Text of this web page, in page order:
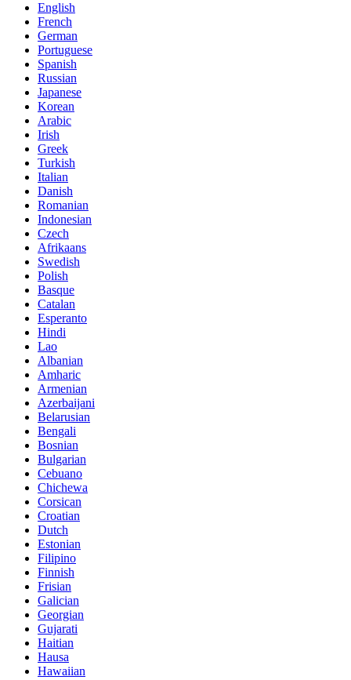
English
French
German
Portuguese
Spanish
Russian
Japanese
Korean
Arabic
Irish
Greek
Turkish
Italian
Danish
Romanian
Indonesian
Czech
Afrikaans
Swedish
Polish
Basque
Catalan
Esperanto
Hindi
Lao
Albanian
Amharic
Armenian
Azerbaijani
Belarusian
Bengali
Bosnian
Bulgarian
Cebuano
Chichewa
Corsican
Croatian
Dutch
Estonian
Filipino
Finnish
Frisian
Galician
Georgian
Gujarati
Haitian
Hausa
Hawaiian